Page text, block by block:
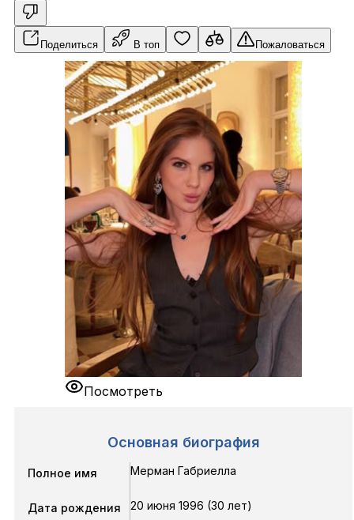
Поделиться В топ Пожаловаться
Посмотреть
Основная биография
Полное имя Мерман Габриелла
Дата рождения 20 июня 1996 (30 лет)